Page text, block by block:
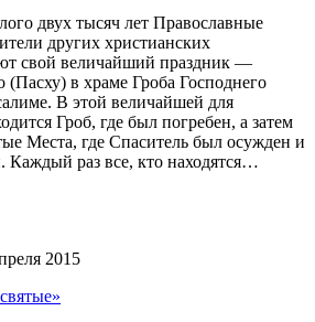
двух тысяч лет Православные
других христианских
свой величайший праздник —
(Пасху) в храме Гроба Господнего
В этой величайшей для
Гроб, где был погребен, а затем
Места, где Спаситель был осужден и
Каждый раз все, кто находятся…
2015